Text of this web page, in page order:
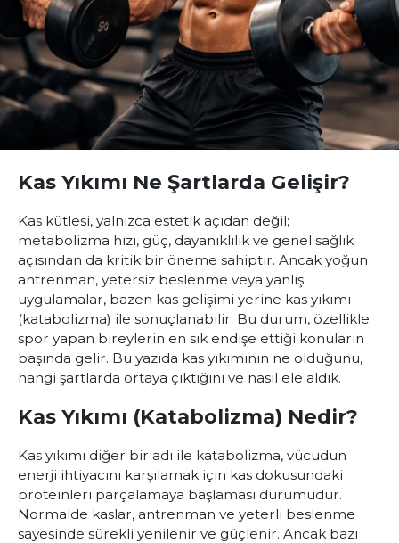
Kas Yıkımı Ne Şartlarda Gelişir?
Kas kütlesi, yalnızca estetik açıdan değil;
metabolizma hızı, güç, dayanıklılık ve genel sağlık
açısından da kritik bir öneme sahiptir. Ancak yoğun
antrenman, yetersiz beslenme veya yanlış
uygulamalar, bazen kas gelişimi yerine kas yıkımı
(katabolizma) ile sonuçlanabilir. Bu durum, özellikle
spor yapan bireylerin en sık endişe ettiği konuların
başında gelir. Bu yazıda kas yıkımının ne olduğunu,
hangi şartlarda ortaya çıktığını ve nasıl ele aldık.
Kas Yıkımı (Katabolizma) Nedir?
Kas yıkımı diğer bir adı ile katabolizma, vücudun
enerji ihtiyacını karşılamak için kas dokusundaki
proteinleri parçalamaya başlaması durumudur.
Normalde kaslar, antrenman ve yeterli beslenme
sayesinde sürekli yenilenir ve güçlenir. Ancak bazı